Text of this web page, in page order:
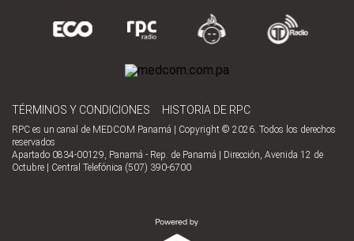
TÉRMINOS Y CONDICIONES HISTORIA DE RPC
RPC es un canal de MEDCOM Panamá | Copyright © 2026. Todos los derechos
reservados
Apartado 0834-00129, Panamá - Rep. de Panamá | Dirección, Avenida 12 de
Octubre | Central Telefónica (507) 390-6700